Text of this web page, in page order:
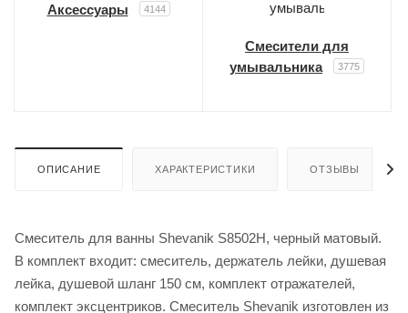
Аксессуары 4144
Смесители для
умывальника
3775
ОПИСАНИЕ ХАРАКТЕРИСТИКИ ОТЗЫВЫ
Смеситель для ванны Shevanik S8502H, черный матовый.
В комплект входит: смеситель, держатель лейки, душевая
лейка, душевой шланг 150 см, комплект отражателей,
комплект эксцентриков. Смеситель Shevanik изготовлен из